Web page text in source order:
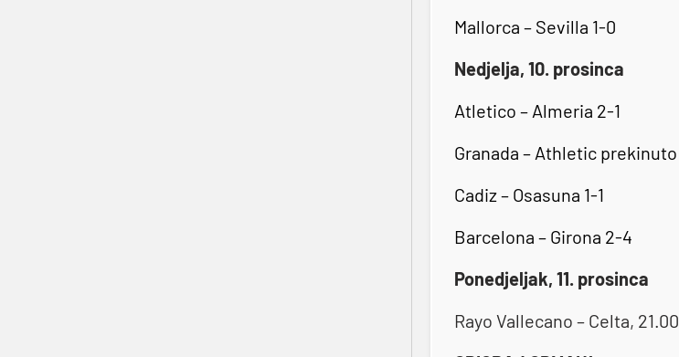
Mallorca – Sevilla 1-0
Nedjelja, 10. prosinca
Atletico – Almeria 2-1
Granada – Athletic prekinuto
Cadiz – Osasuna 1-1
Barcelona – Girona 2-4
Ponedjeljak, 11. prosinca
Rayo Vallecano – Celta, 21.00